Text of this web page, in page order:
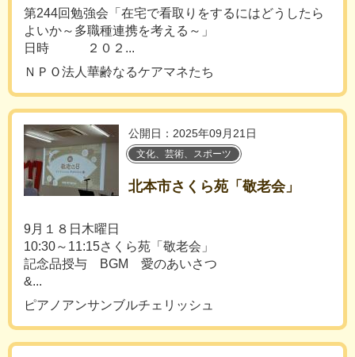
第244回勉強会「在宅で看取りをするにはどうしたら
よいか～多職種連携を考える～」
日時 ２０２...
ＮＰＯ法人華齢なるケアマネたち
公開日：2025年09月21日
文化、芸術、スポーツ
北本市さくら苑「敬老会」
9月１８日木曜日
10:30～11:15さくら苑「敬老会」
記念品授与 BGM 愛のあいさつ
&...
ピアノアンサンブルチェリッシュ